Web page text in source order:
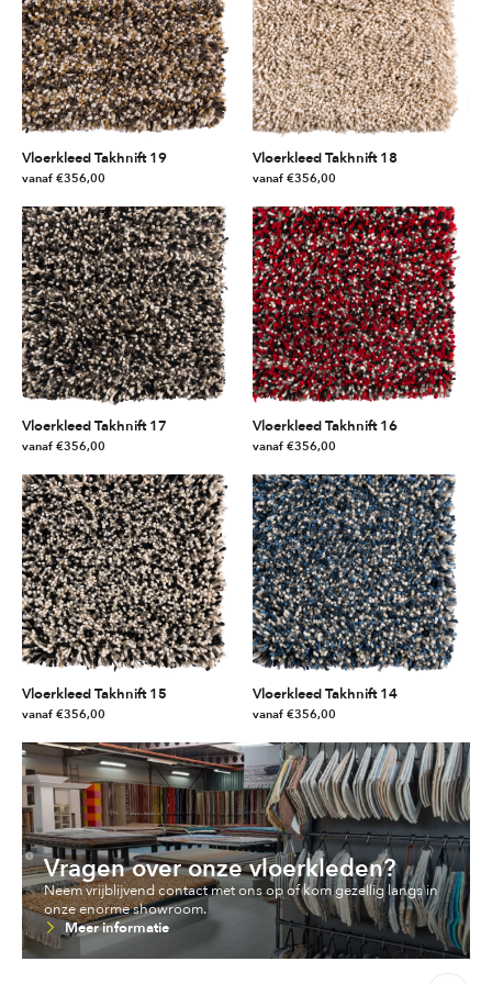
Vragen over onze vloerkleden?
Neem vrijblijvend contact met ons op of kom gezellig langs in
onze enorme showroom.
Meer informatie
Vloerkleed Takhnift 19
vanaf€356,00
product
heeft
meerdere
variaties.
Deze
optie
kan
gekozen
worden
op
de
productpagina
Vloerkleed Takhnift 18
vanaf€356,00
product
heeft
meerdere
variaties.
Deze
optie
kan
gekozen
worden
op
de
productpagina
Vloerkleed Takhnift 17
vanaf€356,00
product
heeft
meerdere
variaties.
Deze
optie
kan
gekozen
worden
op
de
productpagina
Vloerkleed Takhnift 16
vanaf€356,00
product
heeft
meerdere
variaties.
Deze
optie
kan
gekozen
worden
op
de
productpagina
Vloerkleed Takhnift 15
vanaf€356,00
product
heeft
meerdere
variaties.
Deze
optie
kan
gekozen
worden
Vloerkleed Takhnift 14
vanaf€356,00
product
heeft
meerdere
variaties.
Deze
optie
kan
gekozen
worden